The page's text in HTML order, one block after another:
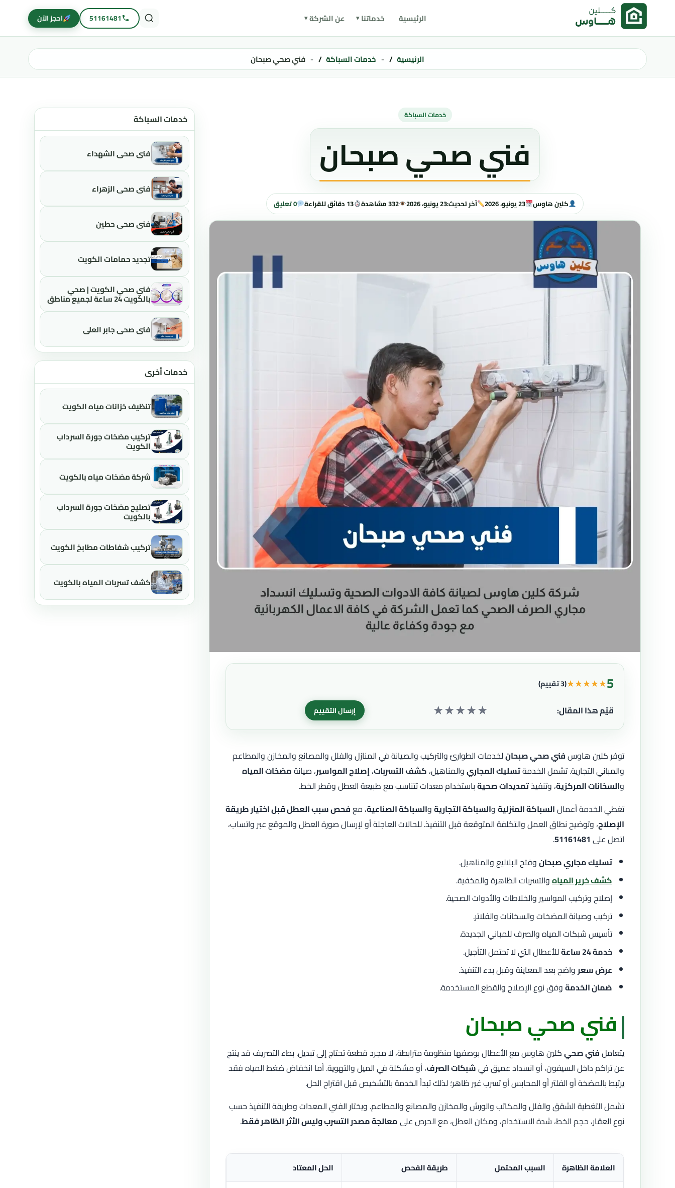
تخطى إلى المحتوى
الرئيسية خدماتنا عن الشركة 51161481 احجز الآن
الرئيسية خدمات السباكة فني صحي صبحان
خدمات السباكة
فني صحي الشهداء
فني صحي الزهراء
فني صحي حطين
تجديد حمامات الكويت
فني صحي الكويت | صحي
بالكويت 24 ساعة لجميع مناطق
الكويت
فني صحي جابر العلي
خدمات أخرى
تنظيف خزانات مياه الكويت
تركيب مضخات جورة السرداب
الكويت
شركة مضخات مياه بالكويت
تصليح مضخات جورة السرداب
بالكويت
تركيب شفاطات مطابخ الكويت
كشف تسربات المياه بالكويت
خدمات السباكة
فني صحي صبحان
كلين هاوس 23 يونيو، 2026 آخر تحديث:23 يونيو، 2026 332 مشاهدة 13 دقائق للقراءة 0 تعليق
5
★
★
★
★
★(3 تقييم)
قيّم هذا المقال: ★
★
★
★
★ إرسال التقييم
توفر كلين هاوسفني صحي صبحانلخدمات الطوارئ والتركيب والصيانة في المنازل والفلل والمصانع والمخازن والمطاعم
والمباني التجارية. تشمل الخدمةتسليك المجاريوالمناهيل، كشف التسربات، إصلاح المواسير، صيانةمضخات المياه
والسخانات المركزية، وتنفيذتمديدات صحيةباستخدام معدات تتناسب مع طبيعة العطل وقطر الخط.
تغطي الخدمة أعمالالسباكة المنزليةوالسباكة التجاريةوالسباكة الصناعية، معفحص سبب العطل قبل اختيار طريقة
الإصلاح، وتوضيح نطاق العمل والتكلفة المتوقعة قبل التنفيذ. للحالات العاجلة أو لإرسال صورة العطل والموقع عبر واتساب،
اتصل على 51161481
.
تسليك مجاري صبحانوفتح البلاليع والمناهيل.
كشف خرير المياهوالتسربات الظاهرة والمخفية.
إصلاح وتركيب المواسير والخلاطات والأدوات الصحية.
تركيب وصيانة المضخات والسخانات والفلاتر.
تأسيس شبكات المياه والصرف للمباني الجديدة.
خدمة 24 ساعة
للأعطال التي لا تحتمل التأجيل.
عرض سعر واضح بعد المعاينة وقبل بدء التنفيذ.
ضمان الخدمةوفق نوع الإصلاح والقطع المستخدمة.
فني صحي صبحان
يتعاملفني صحيكلين هاوس مع الأعطال بوصفها منظومة مترابطة، لا مجرد قطعة تحتاج إلى تبديل. بطء التصريف قد ينتج
عن تراكم داخل السيفون، أو انسداد عميق فيشبكات الصرف، أو مشكلة في الميل والتهوية. أما انخفاض ضغط المياه فقد
يرتبط بالمضخة أو الفلتر أو المحابس أو تسرب غير ظاهر؛ لذلك تبدأ الخدمة بالتشخيص قبل اقتراح الحل.
تشمل التغطية الشقق والفلل والمكاتب والورش والمخازن والمصانع والمطاعم. ويختار الفني المعدات وطريقة التنفيذ حسب
نوع العقار، حجم الخط، شدة الاستخدام، ومكان العطل، مع الحرص علىمعالجة مصدر التسرب وليس الأثر الظاهر فقط.
العلامة الظاهرة السبب المحتمل طريقة الفحص
الحل المعتاد